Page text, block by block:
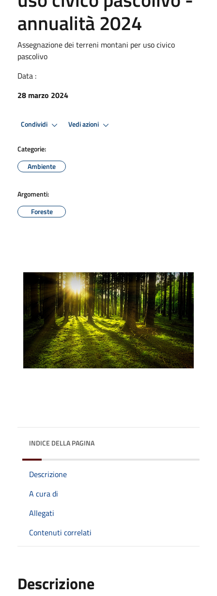
annualità 2024
Assegnazione dei terreni montani per uso civico
pascolivo
Data :
28 marzo 2024
Condividi Vedi azioni
Categorie:
Ambiente
Argomenti:
Foreste
INDICE DELLA PAGINA
Descrizione
A cura di
Allegati
Contenuti correlati
Descrizione